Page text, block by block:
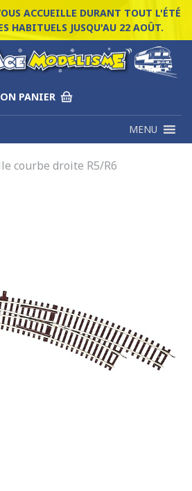
ACCUEILLE DURANT TOUT L'ÉTÉ
HABITUELS JUSQU'AU 22 AOÛT.
PANIER
MENU
courbe droite R5/R6